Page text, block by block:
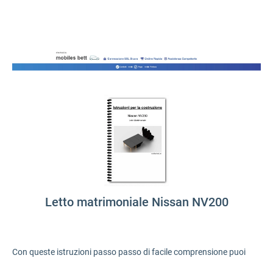
Letto matrimoniale Nissan NV200
Con queste istruzioni passo passo di facile comprensione puoi